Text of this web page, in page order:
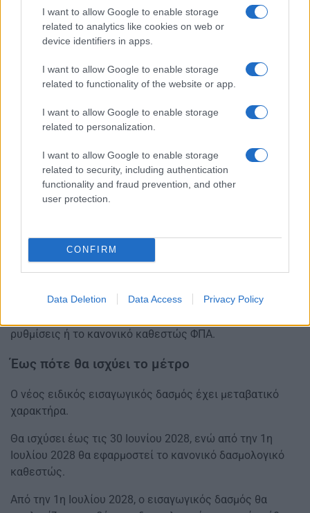
I want to allow Google to enable storage
related to analytics like cookies on web or
device identifiers in apps.
I want to allow Google to enable storage
related to functionality of the website or app.
I want to allow Google to enable storage
related to personalization.
I want to allow Google to enable storage
related to security, including authentication
functionality and fraud prevention, and other
user protection.
CONFIRM
Data Deletion Data Access Privacy Policy
πωλητής, η μεταφορική εταιρεία ή εξουσιοδοτημένος
αντιπρόσωπος.
υπαναχώρησης ή αλλαγής γνώμης του καταναλωτή, ο
δασμός που έχει καταβληθεί κατά την εισαγωγή δεν
Αντίθετα, όταν συντρέχουν λόγοι που προβλέπονται από
την τελωνειακή νομοθεσία, όπως ελαττωματικό προϊόν
ή προϊόν που δεν ανταποκρίνεται στους όρους της
σύμβασης, μπορεί να επιστραφεί ο καταβληθείς δασμός.
Η εφαρμογή του νέου δασμού δεν αλλάζει τις ισχύουσες
εισαγόμενων αγαθών.
όταν χρησιμοποιείται το σύστημα Import One Stop Shop,
ρυθμίσεις ή το κανονικό καθεστώς ΦΠΑ.
Έως πότε θα ισχύει το μέτρο
Ο νέος ειδικός εισαγωγικός δασμός έχει μεταβατικό
χαρακτήρα.
Θα ισχύσει έως τις 30 Ιουνίου 2028, ενώ από την 1η
Ιουλίου 2028 θα εφαρμοστεί το κανονικό δασμολογικό
καθεστώς.
Από την 1η Ιουλίου 2028, ο εισαγωγικός δασμός θα